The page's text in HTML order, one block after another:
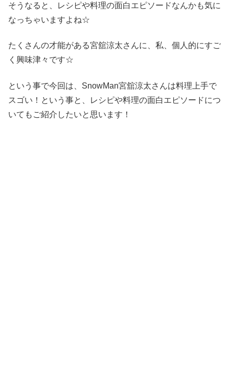
そうなると、レシピや料理の面白エピソードなんかも気に
なっちゃいますよね☆
たくさんの才能がある宮舘涼太さんに、私、個人的にすご
く興味津々です☆
という事で今回は、SnowMan宮舘涼太さんは料理上手で
スゴい！という事と、レシピや料理の面白エピソードにつ
いてもご紹介したいと思います！